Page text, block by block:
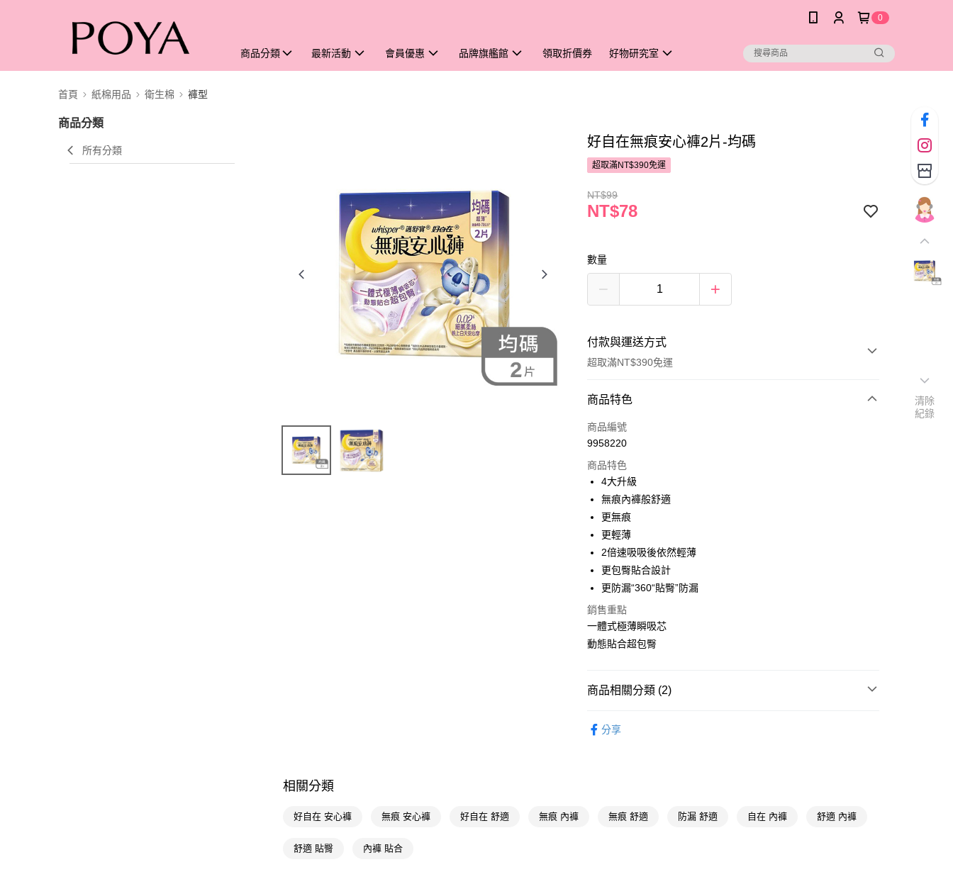
0
商品分類 最新活動 會員優惠 品牌旗艦館 領取折價券 好物研究室
首頁 紙棉用品 衛生棉 褲型
商品分類
所有分類
好自在無痕安心褲2片-均碼
超取滿NT$390免運
NT$99
NT$78
數量
付款與運送方式
超取滿NT$390免運
付款方式
POYA支付
超商取貨付款
LINE Pay
Apple Pay
街口支付
悠遊付
Google Pay
AFTEE先享後付
相關說明
便利好安心！
３．安心：先確認商品／服務後，再付款。
／ATM／網路銀行／等多元方式進行付款，方視為交易完成。
運送方式
每筆NT$65，滿NT$390(含以上)免運費
商品特色
商品編號
9958220
商品特色
4大升級
無痕內褲般舒適
更無痕
更輕薄
2倍速吸吸後依然輕薄
更包臀貼合設計
更防漏“360“貼臀”防漏
銷售重點
一體式極薄瞬吸芯
動態貼合超包臀
商品相關分類 (2)
分享
相關分類
好自在 安心褲 無痕 安心褲 好自在 舒適 無痕 內褲 無痕 舒適 防漏 舒適 自在 內褲 舒適 內褲
舒適 貼臀 內褲 貼合
清除
紀錄